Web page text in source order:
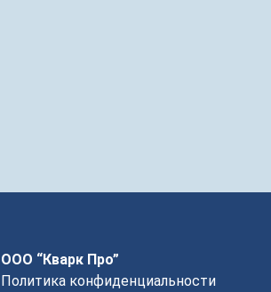
ООО “Кварк Про”
Политика конфиденциальности